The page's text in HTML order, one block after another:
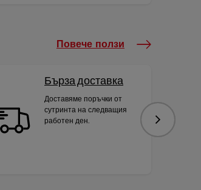
Повече ползи
Бърза доставка
Доставяме поръчки от
сутринта на следващия
работен ден.
Следваща